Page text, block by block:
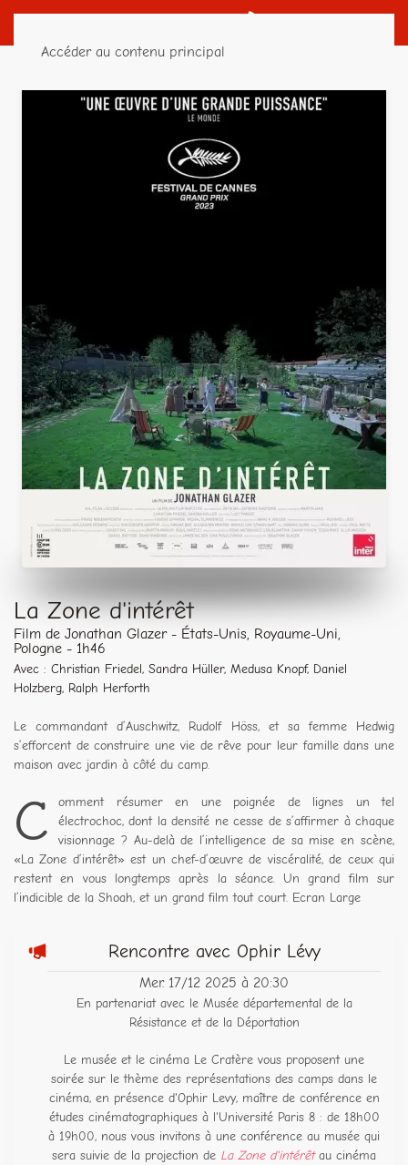
Accéder au contenu principal
La Zone d'intérêt
Film de Jonathan Glazer - États-Unis, Royaume-Uni,
Pologne - 1h46
Avec : Christian Friedel, Sandra Hüller, Medusa Knopf, Daniel
Holzberg, Ralph Herforth
Le commandant d’Auschwitz, Rudolf Höss, et sa femme Hedwig
s’efforcent de construire une vie de rêve pour leur famille dans une
maison avec jardin à côté du camp.
C
omment résumer en une poignée de lignes un tel
électrochoc, dont la densité ne cesse de s’affirmer à chaque
visionnage ? Au-delà de l’intelligence de sa mise en scène,
«La Zone d’intérêt» est un chef-d’œuvre de viscéralité, de ceux qui
restent en vous longtemps après la séance. Un grand film sur
l’indicible de la Shoah, et un grand film tout court. Ecran Large
Rencontre avec Ophir Lévy
Mer. 17/12 2025 à 20:30
En partenariat avec le Musée départemental de la
Résistance et de la Déportation
Le musée et le cinéma Le Cratère vous proposent une
soirée sur le thème des représentations des camps dans le
cinéma, en présence d'Ophir Levy, maître de conférence en
études cinématographiques à l'Université Paris 8 : de 18h00
à 19h00, nous vous invitons à une conférence au musée qui
sera suivie de la projection de La Zone d'intérêtau cinéma